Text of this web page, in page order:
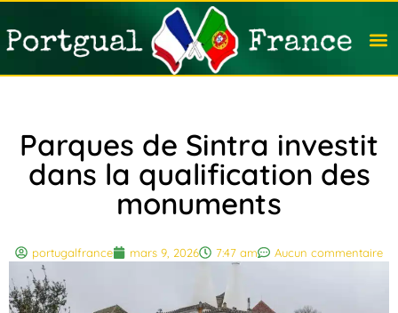
Parques de Sintra investit
dans la qualification des
monuments
portugalfrance mars 9, 2026 7:47 am Aucun commentaire